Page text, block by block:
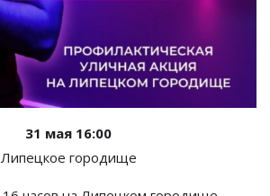
31 мая 16:00
Липецкое городище